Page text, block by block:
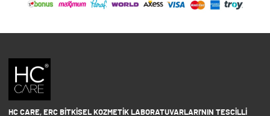
HC CARE, ERC BITKISEL KOZMETIK LABORATUVARLARI'NIN TESCILLI